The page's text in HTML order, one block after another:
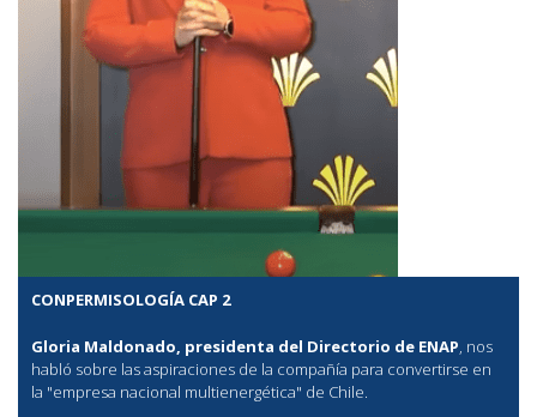
CONPERMISOLOGÍA CAP 2
Gloria Maldonado, presidenta del Directorio de ENAP, nos
habló sobre las aspiraciones de la compañía para convertirse en
la "empresa nacional multienergética" de Chile.